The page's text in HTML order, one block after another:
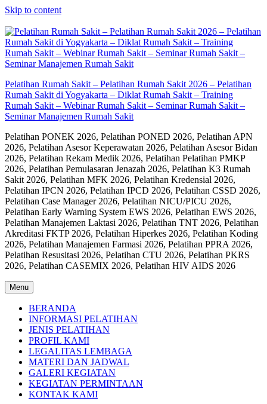
Skip to content
Pelatihan Rumah Sakit – Pelatihan Rumah Sakit 2026 – Pelatihan
Rumah Sakit di Yogyakarta – Diklat Rumah Sakit – Training
Rumah Sakit – Webinar Rumah Sakit – Seminar Rumah Sakit –
Seminar Manajemen Rumah Sakit
Pelatihan PONEK 2026, Pelatihan PONED 2026, Pelatihan APN
2026, Pelatihan Asesor Keperawatan 2026, Pelatihan Asesor Bidan
2026, Pelatihan Rekam Medik 2026, Pelatihan Pelatihan PMKP
2026, Pelatihan Pemulasaran Jenazah 2026, Pelatihan K3 Rumah
Sakit 2026, Pelatihan MFK 2026, Pelatihan Kredensial 2026,
Pelatihan IPCN 2026, Pelatihan IPCD 2026, Pelatihan CSSD 2026,
Pelatihan Case Manager 2026, Pelatihan NICU/PICU 2026,
Pelatihan Early Warning System EWS 2026, Pelatihan EWS 2026,
Pelatihan Manajemen Laktasi 2026, Pelatihan TNT 2026, Pelatihan
Akreditasi FKTP 2026, Pelatihan Hiperkes 2026, Pelatihan Koding
2026, Pelatihan Manajemen Farmasi 2026, Pelatihan PPRA 2026,
Pelatihan Resusitasi 2026, Pelatihan CTU 2026, Pelatihan PKRS
2026, Pelatihan CASEMIX 2026, Pelatihan HIV AIDS 2026
Menu
BERANDA
INFORMASI PELATIHAN
JENIS PELATIHAN
PROFIL KAMI
LEGALITAS LEMBAGA
MATERI DAN JADWAL
GALERI KEGIATAN
KEGIATAN PERMINTAAN
KONTAK KAMI